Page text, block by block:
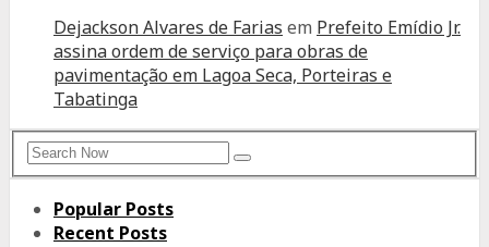
Dejackson Alvares de Farias em Prefeito Emídio Jr.
assina ordem de serviço para obras de
pavimentação em Lagoa Seca, Porteiras e
Tabatinga
Search
for:
Search
Popular Posts
Recent Posts